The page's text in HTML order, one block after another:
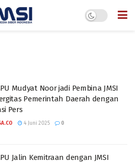
Mudyat Noor jadi Pembina JMSI
Pemerintah Daerah dengan
Pers
4 Juni 2025 0
Jalin Kemitraan dengan JMSI